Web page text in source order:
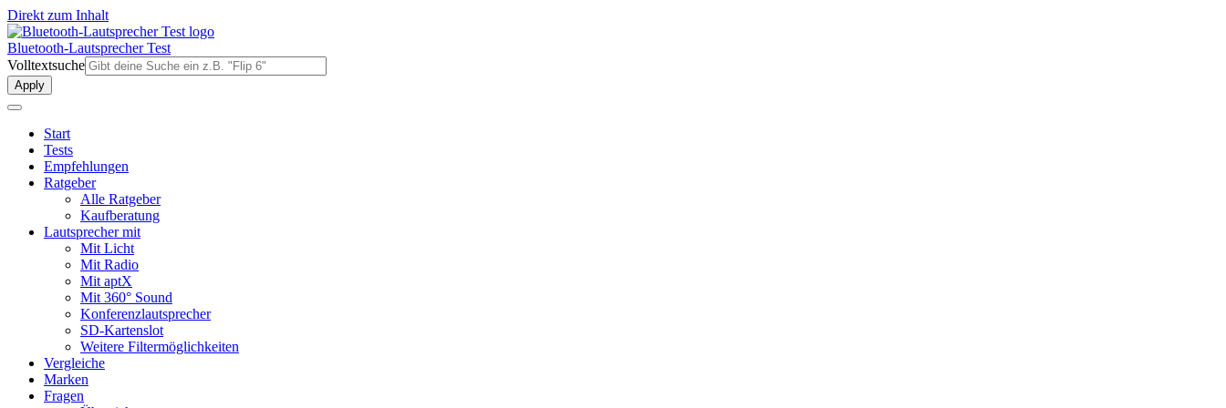
Direkt zum Inhalt
Bluetooth-Lautsprecher Test
Volltextsuche
Start
Tests
Empfehlungen
Ratgeber
Alle Ratgeber
Kaufberatung
Lautsprecher mit
Mit Licht
Mit Radio
Mit aptX
Mit 360° Sound
Konferenzlautsprecher
SD-Kartenslot
Weitere Filtermöglichkeiten
Vergleiche
Marken
Fragen